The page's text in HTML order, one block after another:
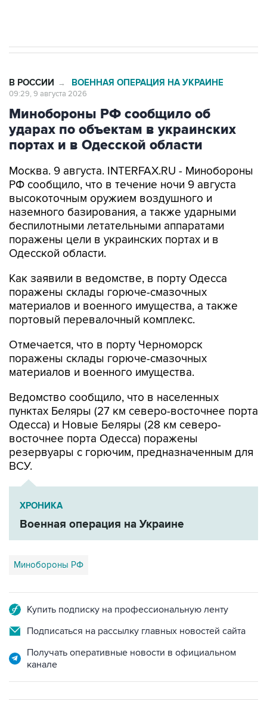
В РОССИИ → ВОЕННАЯ ОПЕРАЦИЯ НА УКРАИНЕ
09:29, 9 августа 2026
Минобороны РФ сообщило об
ударах по объектам в украинских
портах и в Одесской области
Москва. 9 августа. INTERFAX.RU - Минобороны
РФ сообщило, что в течение ночи 9 августа
высокоточным оружием воздушного и
наземного базирования, а также ударными
беспилотными летательными аппаратами
поражены цели в украинских портах и в
Одесской области.
Как заявили в ведомстве, в порту Одесса
поражены склады горюче-смазочных
материалов и военного имущества, а также
портовый перевалочный комплекс.
Отмечается, что в порту Черноморск
поражены склады горюче-смазочных
материалов и военного имущества.
Ведомство сообщило, что в населенных
пунктах Беляры (27 км северо-восточнее порта
Одесса) и Новые Беляры (28 км северо-
восточнее порта Одесса) поражены
резервуары с горючим, предназначенным для
ВСУ.
ХРОНИКА
Военная операция на Украине
Минобороны РФ
Купить подписку на профессиональную ленту
Подписаться на рассылку главных новостей сайта
Получать оперативные новости в официальном
канале